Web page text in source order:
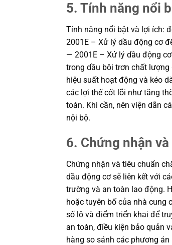
5. Tính năng nổi
Tính năng nổi bật và lợi ích:
2001E – Xử lý dầu động cơ
— 2001E – Xử lý dầu động
trong dầu bôi trơn chất
hiệu suất hoạt động và kéo
các lợi thế cốt lõi như tăng
toán. Khi cần, nên viện dẫn
nội bộ.
6. Chứng nhận
Chứng nhận và tiêu chuẩn
dầu động cơ sẽ liên kết với
trường và an toàn lao động.
hoặc tuyên bố của nhà cung
số lô và điểm triển khai để
an toàn, điều kiện bảo quản
hàng so sánh các phương